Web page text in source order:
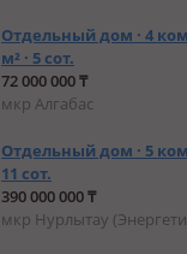
Отдельный дом · 4
м² · 5 сот.
72 000 000 ₸
мкр Алгабас
Отдельный дом · 5
11 сот.
390 000 000 ₸
мкр Нурлытау